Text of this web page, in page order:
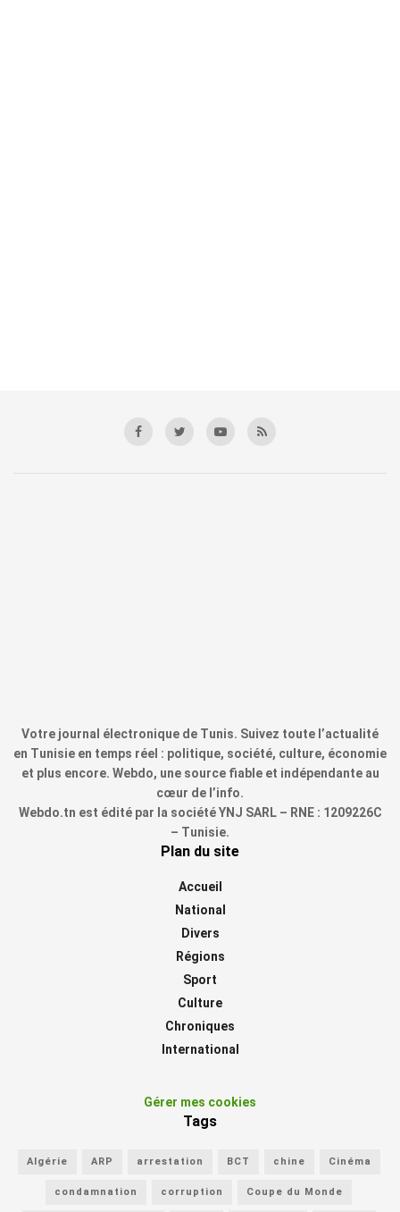
Votre journal électronique de Tunis. Suivez toute l’actualité
en Tunisie en temps réel : politique, société, culture, économie
et plus encore. Webdo, une source fiable et indépendante au
cœur de l’info.
Webdo.tn est édité par la société YNJ SARL – RNE : 1209226C
– Tunisie.
Plan du site
Accueil
National
Divers
Régions
Sport
Culture
Chroniques
International
Gérer mes cookies
Tags
Algérie ARP arrestation BCT chine Cinéma
condamnation corruption Coupe du Monde